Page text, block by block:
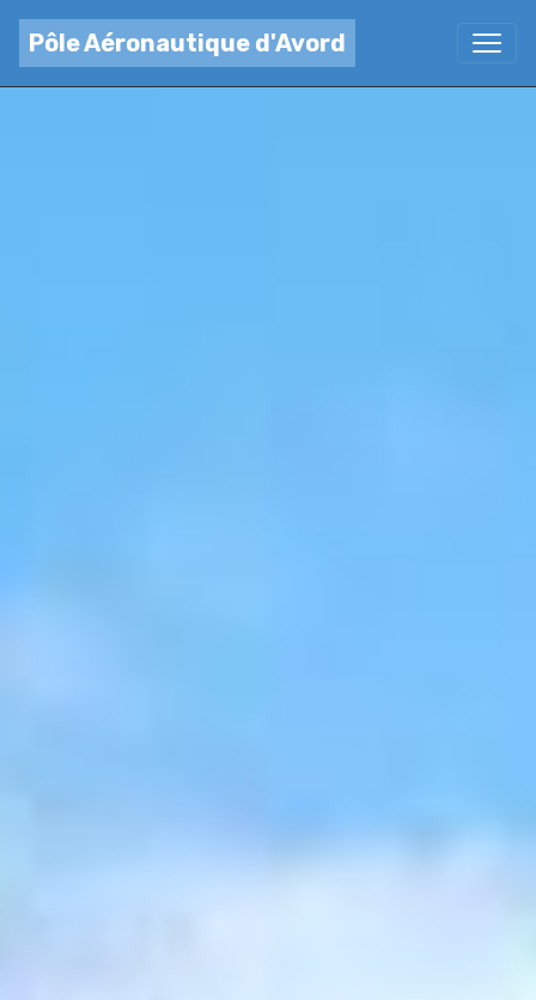
Pôle Aéronautique d'Avord